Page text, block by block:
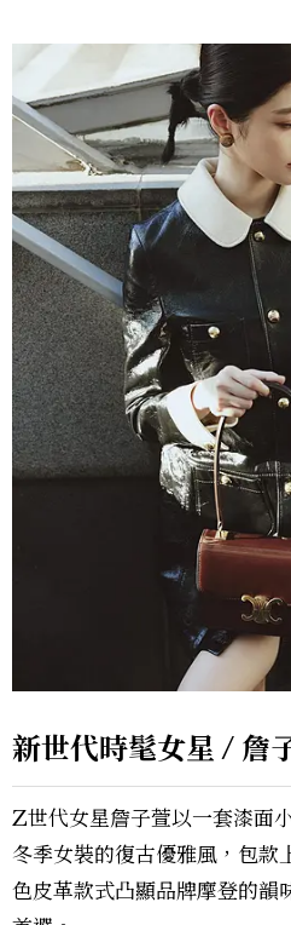
新世代時髦女星 / 詹
Z世代女星詹子萱以一套漆面
冬季女裝的復古優雅風，包
色皮革款式凸顯品牌摩登的韻